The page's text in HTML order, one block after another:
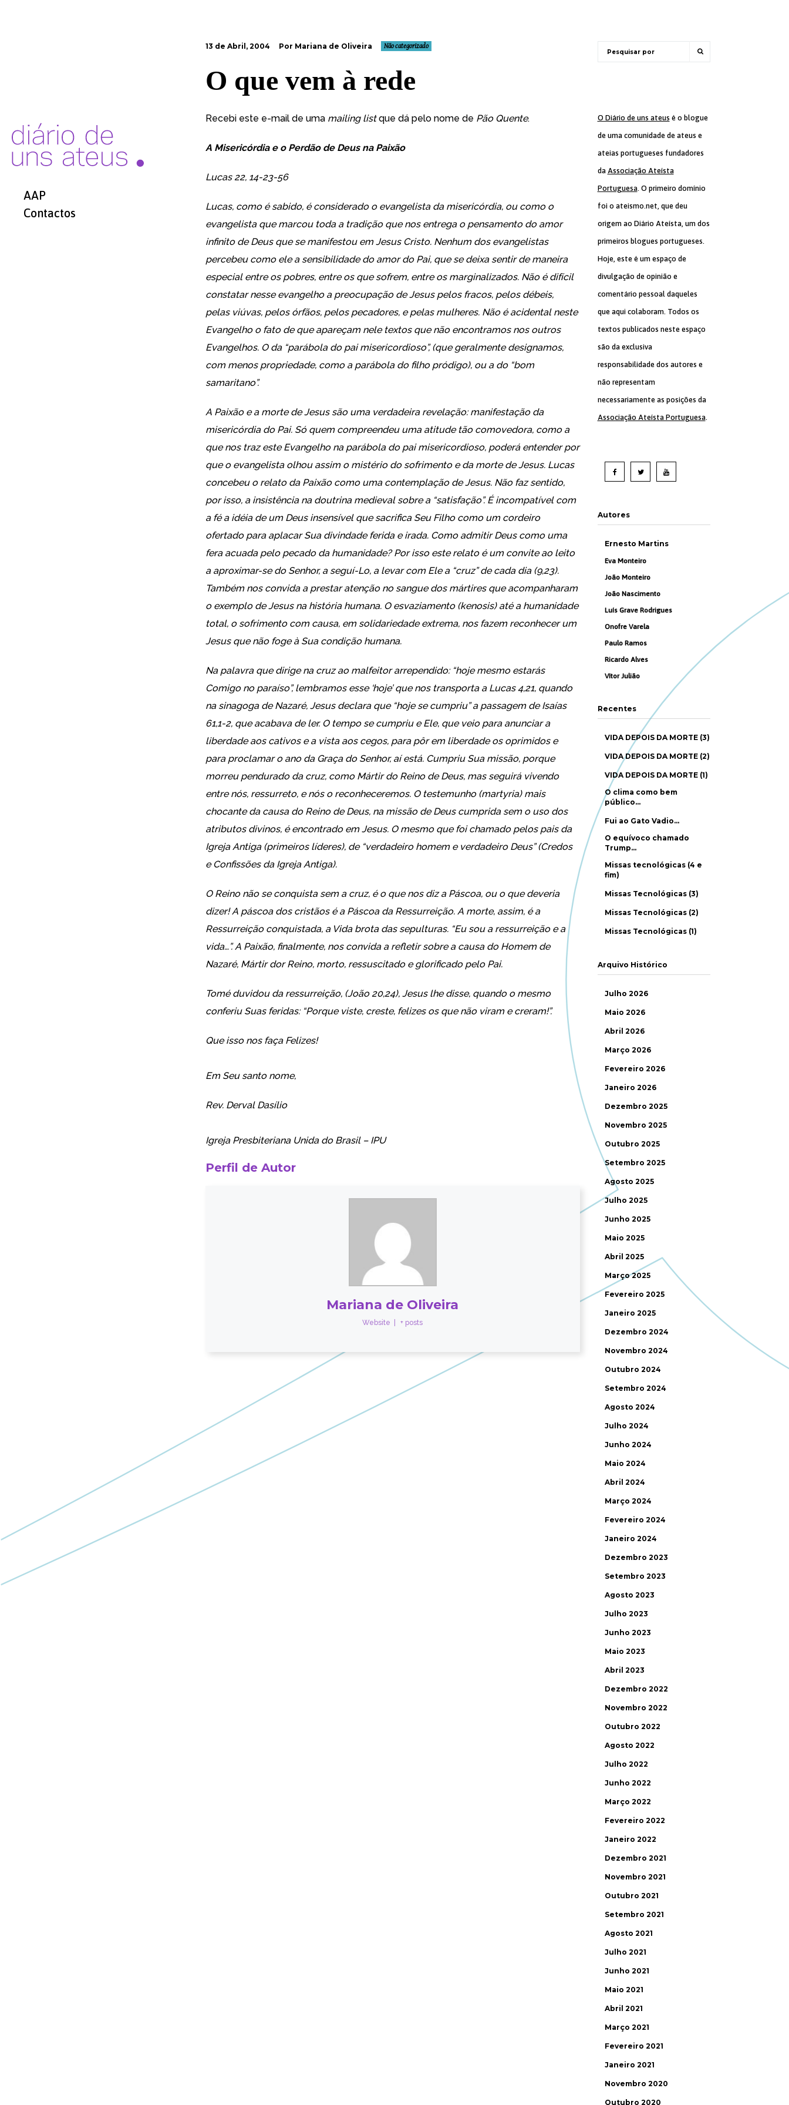
AAP
Contactos
13 de Abril, 2004 Por Mariana de Oliveira Não categorizado
O que vem à rede
Recebi este e-mail de uma mailing listque dá pelo nome de Pão Quente.
A Misericórdia e o Perdão de Deus na Paixão
Lucas 22, 14-23-56
Lucas, como é sabido, é considerado o evangelista da misericórdia, ou como o
evangelista que marcou toda a tradição que nos entrega o pensamento do amor
infinito de Deus que se manifestou em Jesus Cristo. Nenhum dos evangelistas
percebeu como ele a sensibilidade do amor do Pai, que se deixa sentir de maneira
especial entre os pobres, entre os que sofrem, entre os marginalizados. Não é difícil
constatar nesse evangelho a preocupação de Jesus pelos fracos, pelos débeis,
pelas viúvas, pelos órfãos, pelos pecadores, e pelas mulheres. Não é acidental neste
Evangelho o fato de que apareçam nele textos que não encontramos nos outros
Evangelhos. O da “parábola do pai misericordioso”, (que geralmente designamos,
com menos propriedade, como a parábola do filho pródigo), ou a do “bom
samaritano”.
A Paixão e a morte de Jesus são uma verdadeira revelação: manifestação da
misericórdia do Pai. Só quem compreendeu uma atitude tão comovedora, como a
que nos traz este Evangelho na parábola do pai misericordioso, poderá entender por
que o evangelista olhou assim o mistério do sofrimento e da morte de Jesus. Lucas
concebeu o relato da Paixão como uma contemplação de Jesus. Não faz sentido,
por isso, a insistência na doutrina medieval sobre a “satisfação”. É incompatível com
a fé a idéia de um Deus insensível que sacrifica Seu Filho como um cordeiro
ofertado para aplacar Sua divindade ferida e irada. Como admitir Deus como uma
fera acuada pelo pecado da humanidade? Por isso este relato é um convite ao leito
a aproximar-se do Senhor, a seguí-Lo, a levar com Ele a “cruz” de cada dia (9,23).
Também nos convida a prestar atenção no sangue dos mártires que acompanharam
o exemplo de Jesus na história humana. O esvaziamento (kenosis) até a humanidade
total, o sofrimento com causa, em solidariedade extrema, nos fazem reconhecer um
Jesus que não foge à Sua condição humana.
Na palavra que dirige na cruz ao malfeitor arrependido: “hoje mesmo estarás
Comigo no paraíso”, lembramos esse ‘hoje’ que nos transporta a Lucas 4,21, quando
na sinagoga de Nazaré, Jesus declara que “hoje se cumpriu” a passagem de Isaías
61,1-2, que acabava de ler. O tempo se cumpriu e Ele, que veio para anunciar a
liberdade aos cativos e a vista aos cegos, para pôr em liberdade os oprimidos e
para proclamar o ano da Graça do Senhor, aí está. Cumpriu Sua missão, porque
morreu pendurado da cruz, como Mártir do Reino de Deus, mas seguirá vivendo
entre nós, ressurreto, e nós o reconheceremos. O testemunho (martyria) mais
chocante da causa do Reino de Deus, na missão de Deus cumprida sem o uso dos
atributos divinos, é encontrado em Jesus. O mesmo que foi chamado pelos pais da
Igreja Antiga (primeiros líderes), de “verdadeiro homem e verdadeiro Deus” (Credos
e Confissões da Igreja Antiga).
O Reino não se conquista sem a cruz, é o que nos diz a Páscoa, ou o que deveria
dizer! A páscoa dos cristãos é a Páscoa da Ressurreição. A morte, assim, é a
Ressurreição conquistada, a Vida brota das sepulturas. “Eu sou a ressurreição e a
vida…”. A Paixão, finalmente, nos convida a refletir sobre a causa do Homem de
Nazaré, Mártir dor Reino, morto, ressuscitado e glorificado pelo Pai.
Tomé duvidou da ressurreição, (João 20,24), Jesus lhe disse, quando o mesmo
conferiu Suas feridas: “Porque viste, creste, felizes os que não viram e creram!”.
Que isso nos faça Felizes!
Em Seu santo nome,
Rev. Derval Dasílio
Igreja Presbiteriana Unida do Brasil – IPU
Perfil de Autor
Mariana de Oliveira
Website + posts
O Diário de uns ateus é o blogue
de uma comunidade de ateus e
ateias portugueses fundadores
da Associação Ateísta
Portuguesa. O primeiro domínio
foi o ateismo.net, que deu
origem ao Diário Ateísta, um dos
primeiros blogues portugueses.
Hoje, este é um espaço de
divulgação de opinião e
comentário pessoal daqueles
que aqui colaboram. Todos os
textos publicados neste espaço
são da exclusiva
responsabilidade dos autores e
não representam
necessariamente as posições da
Associação Ateísta Portuguesa.
Autores
Ernesto Martins
Eva Monteiro
João Monteiro
João Nascimento
Luís Grave Rodrigues
Onofre Varela
Paulo Ramos
Ricardo Alves
Vítor Julião
Recentes
VIDA DEPOIS DA MORTE (3)
VIDA DEPOIS DA MORTE (2)
VIDA DEPOIS DA MORTE (1)
O clima como bem
público…
Fui ao Gato Vadio…
O equívoco chamado
Trump…
Missas tecnológicas (4 e
fim)
Missas Tecnológicas (3)
Missas Tecnológicas (2)
Missas Tecnológicas (1)
Arquivo Histórico
Julho 2026
Maio 2026
Abril 2026
Março 2026
Fevereiro 2026
Janeiro 2026
Dezembro 2025
Novembro 2025
Outubro 2025
Setembro 2025
Agosto 2025
Julho 2025
Junho 2025
Maio 2025
Abril 2025
Março 2025
Fevereiro 2025
Janeiro 2025
Dezembro 2024
Novembro 2024
Outubro 2024
Setembro 2024
Agosto 2024
Julho 2024
Junho 2024
Maio 2024
Abril 2024
Março 2024
Fevereiro 2024
Janeiro 2024
Dezembro 2023
Setembro 2023
Agosto 2023
Julho 2023
Junho 2023
Maio 2023
Abril 2023
Dezembro 2022
Novembro 2022
Outubro 2022
Agosto 2022
Julho 2022
Junho 2022
Março 2022
Fevereiro 2022
Janeiro 2022
Dezembro 2021
Novembro 2021
Outubro 2021
Setembro 2021
Agosto 2021
Julho 2021
Junho 2021
Maio 2021
Abril 2021
Março 2021
Fevereiro 2021
Janeiro 2021
Novembro 2020
Outubro 2020